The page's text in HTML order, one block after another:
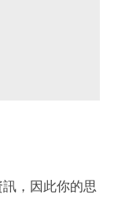
，因此你的思